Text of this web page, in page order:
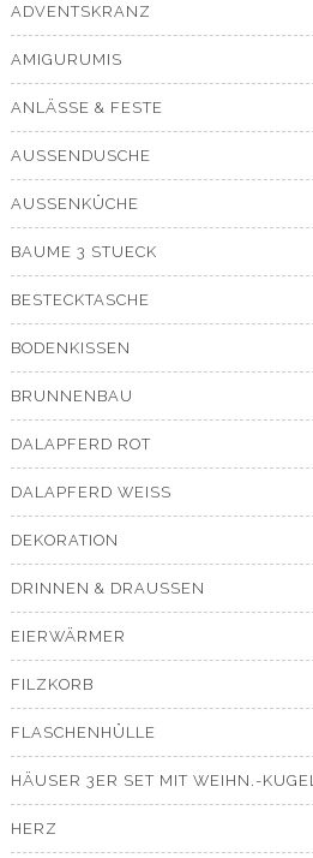
ADVENTSKRANZ
AMIGURUMIS
ANLÄSSE & FESTE
AUSSENDUSCHE
AUSSENKÜCHE
BAUME 3 STUECK
BESTECKTASCHE
BODENKISSEN
BRUNNENBAU
DALAPFERD ROT
DALAPFERD WEISS
DEKORATION
DRINNEN & DRAUSSEN
EIERWÄRMER
FILZKORB
FLASCHENHÜLLE
HÄUSER 3ER SET MIT WEIHN.-KUGEL
HERZ